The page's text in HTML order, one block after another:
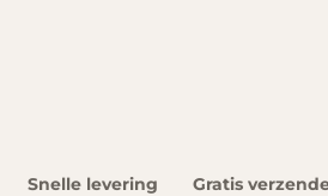
Snelle levering
Gratis